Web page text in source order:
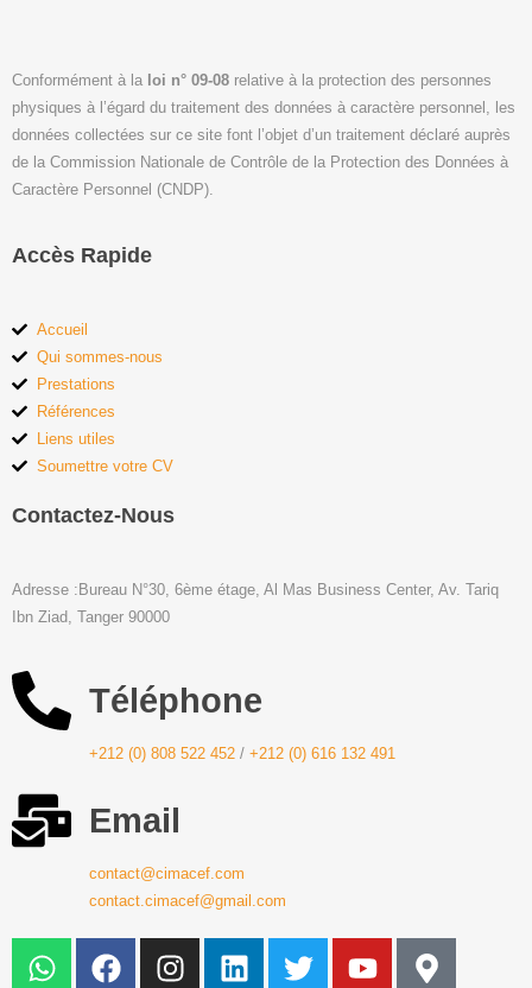
Conformément à la loi n° 09-08 relative à la protection des personnes
physiques à l’égard du traitement des données à caractère personnel, les
données collectées sur ce site font l’objet d’un traitement déclaré auprès
de la Commission Nationale de Contrôle de la Protection des Données à
Caractère Personnel (CNDP).
Accès Rapide
Accueil
Qui sommes-nous
Prestations
Références
Liens utiles
Soumettre votre CV
Contactez-Nous
Adresse :Bureau N°30, 6ème étage, Al Mas Business Center, Av. Tariq
Ibn Ziad, Tanger 90000
Téléphone
+212 (0) 808 522 452 / +212 (0) 616 132 491
Email
contact@cimacef.com
contact.cimacef@gmail.com